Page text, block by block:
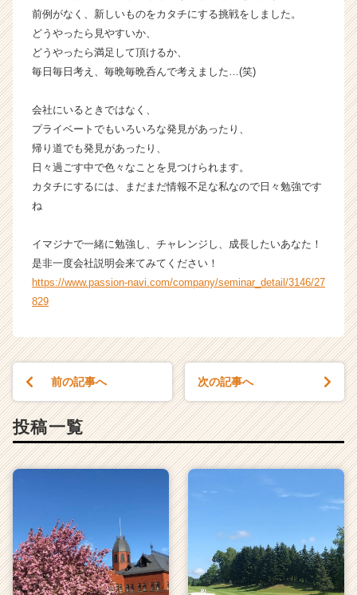
ウ
ト
届
く
活
サ
イ
ト
ア
リ
ア
（C
C
r）
前例がなく、新しいものをカタチにする挑戦をしました。
どうやったら見やすいか、
どうやったら満足して頂けるか、
毎日毎日考え、毎晩毎晩呑んで考えました…(笑)
会社にいるときではなく、
プライベートでもいろいろな発見があったり、
帰り道でも発見があったり、
日々過ごす中で色々なことを見つけられます。
カタチにするには、まだまだ情報不足な私なので日々勉強です
ね
イマジナで一緒に勉強し、チャレンジし、成長したいあなた！
是非一度会社説明会来てみてください！
https://www.passion-navi.com/company/seminar_detail/3146/27
829
前の記事へ 次の記事へ
投稿一覧